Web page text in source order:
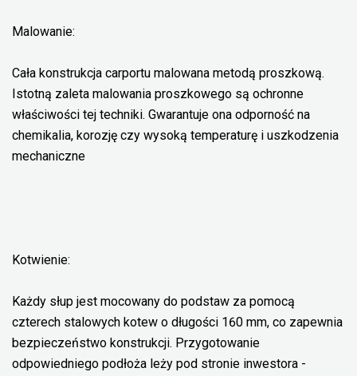
Malowanie:
Cała konstrukcja carportu malowana metodą proszkową.
Istotną zaleta malowania proszkowego są ochronne
właściwości tej techniki. Gwarantuje ona odporność na
chemikalia, korozję czy wysoką temperaturę i uszkodzenia
mechaniczne
Kotwienie:
Każdy słup jest mocowany do podstaw za pomocą
czterech stalowych kotew o długości 160 mm, co zapewnia
bezpieczeństwo konstrukcji. Przygotowanie
odpowiedniego podłoża leży pod stronie inwestora -